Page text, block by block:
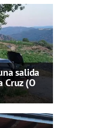
salida
Cruz (O